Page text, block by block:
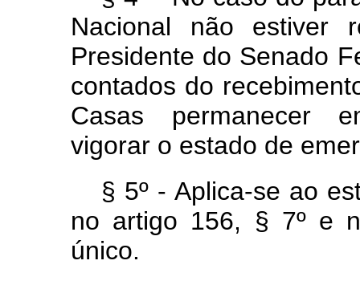
Nacional não estiver
Presidente do Senado
contados do
Casas permanecer
vigorar o estado de
§ 5º - Aplica-se ao
no artigo 156, § 7º e
único.